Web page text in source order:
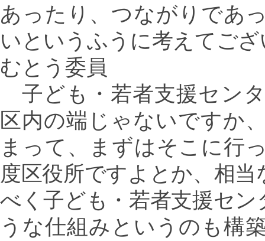
あったり、つながりであ
いというふうに考えてご
むとう委員
子ども・若者支援セン
区内の端じゃないですか
まって、まずはそこに行
度区役所ですよとか、相
べく子ども・若者支援セ
うな仕組みというのも構